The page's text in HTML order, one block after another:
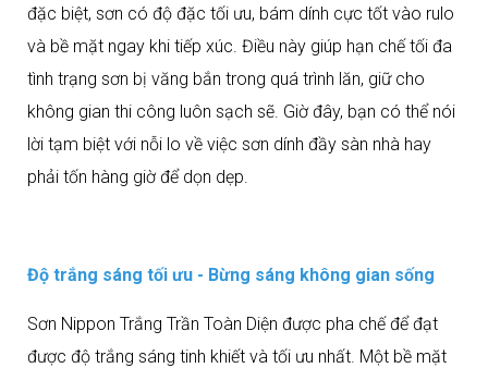
đặc biệt, sơn có độ đặc tối ưu, bám dính cực tốt vào rulo
và bề mặt ngay khi tiếp xúc. Điều này giúp hạn chế tối đa
tình trạng sơn bị văng bắn trong quá trình lăn, giữ cho
không gian thi công luôn sạch sẽ. Giờ đây, bạn có thể nói
lời tạm biệt với nỗi lo về việc sơn dính đầy sàn nhà hay
phải tốn hàng giờ để dọn dẹp.
Độ trắng sáng tối ưu - Bừng sáng không gian sống
Sơn Nippon Trắng Trần Toàn Diện được pha chế để đạt
được độ trắng sáng tinh khiết và tối ưu nhất. Một bề mặt